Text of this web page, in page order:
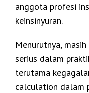
anggota profesi
keinsinyuran.
Menurutnya,
serius dalam
terutama
calculation dalam